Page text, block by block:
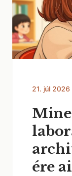
21. júl 2026
ére ai